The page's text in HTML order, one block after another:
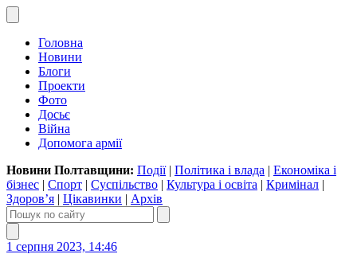
Головна
Новини
Блоги
Проекти
Фото
Досьє
Війна
Допомога армії
Новини Полтавщини: Події| Політика і влада | Економіка і
бізнес | Спорт | Суспільство | Культура і освіта | Кримінал |
Здоров’я | Цікавинки | Архів
1 серпня 2023, 14:46